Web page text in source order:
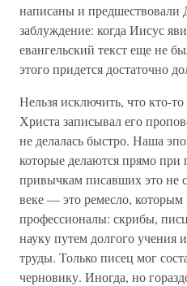
написаны и предшествовали
заблуждение: когда Иисус
евангельский текст еще не
этого придется достаточно
Нельзя исключить, что кто-
Христа записывал его
не делалась быстро. Наша
которые делаются прямо
привычкам писавших это не
веке — это ремесло, которым
профессионалы: скрибы,
науку путем долгого учения
труды. Только писец мог
черновику. Иногда, но